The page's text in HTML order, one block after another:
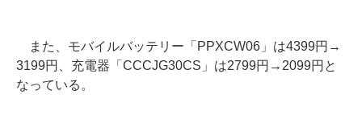
また、モバイルバッテリー「PPXCW06」は4399円→
3199円、充電器「CCCJG30CS」は2799円→2099円と
なっている。